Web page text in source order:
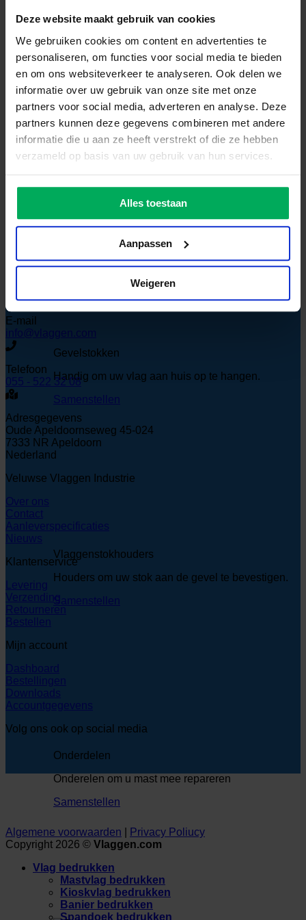
Deze website maakt gebruik van cookies
We gebruiken cookies om content en advertenties te
personaliseren, om functies voor social media te bieden
en om ons websiteverkeer te analyseren. Ook delen we
informatie over uw gebruik van onze site met onze
partners voor social media, adverteren en analyse. Deze
partners kunnen deze gegevens combineren met andere
informatie die u aan ze heeft verstrekt of die ze hebben
verzameld op basis van uw gebruik van hun services.
Alles toestaan
Aanpassen
Weigeren
Mast voor thuis
Stel een vlaggenmast voor thuis samen
Gevelstokken
Handig om uw vlag aan huis op te hangen.
Samenstellen
Vlaggenstokhouders
Houders om uw stok aan de gevel te bevestigen.
Samenstellen
Onderdelen
Onderelen om u mast mee repareren
Samenstellen
Klanten beoordelen ons met een 9.8
Beoordeeld met een9.8
Veel betaalmogelijkheden
Snelle levering
Hulp nodig?
Neem contact op met onze klantenservice.
Facebook
Stuur ons een een bericht via Facebook Messenger.
We zijn op maandag t/m vrijdag geopend tussen 9:00 en
17:00.
Contact opnemen
E-mail
info@vlaggen.com
Telefoon
055 - 522 32 08
Adresgegevens
Oude Apeldoornseweg 45-024
7333 NR Apeldoorn
Nederland
Veluwse Vlaggen Industrie
Over ons
Contact
Aanleverspecificaties
Nieuws
Klantenservice
Levering
Verzending
Retourneren
Bestellen
Mijn account
Dashboard
Bestellingen
Downloads
Accountgegevens
Volg ons ook op social media
Algemene voorwaarden
Privacy Poliucy
Copyright 2026 © Vlaggen.com
Vlag bedrukken
Mastvlag bedrukken
Kioskvlag bedrukken
Banier bedrukken
Spandoek bedrukken